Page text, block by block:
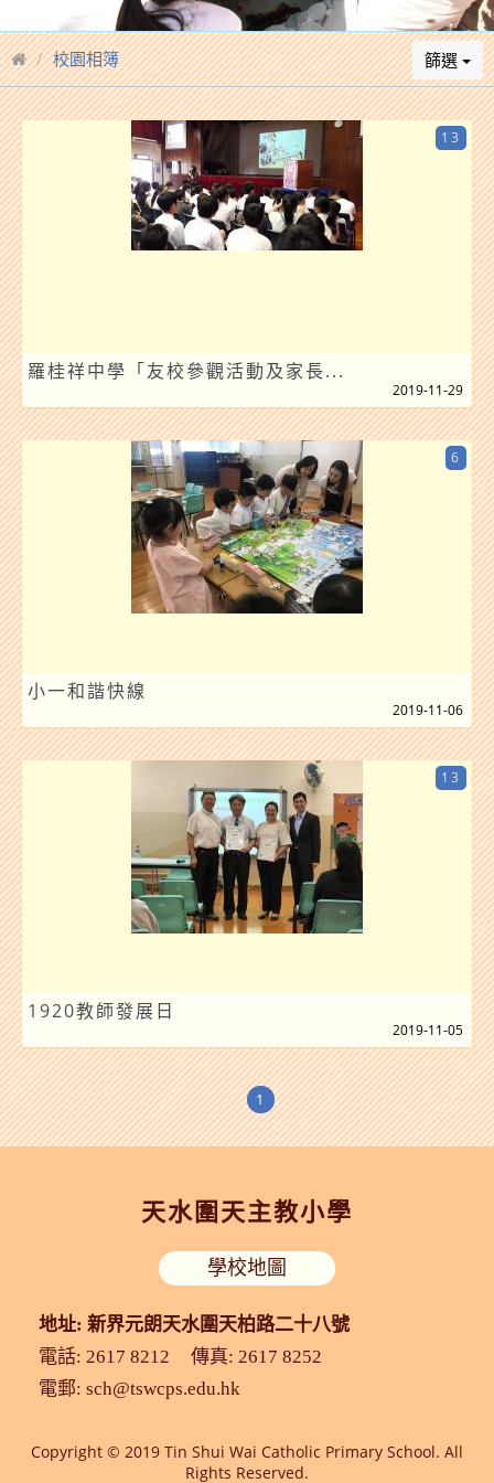
校園相簿 篩選
羅桂祥中學「友校參觀活動及家長...
13
2019-11-29
小一和諧快線
6
2019-11-06
1920教師發展日
13
2019-11-05
1
天水圍天主教小學
地址: 新界元朗天水圍天柏路二十八號
學校地圖
電話: 2617 8212
傳真: 2617 8252
電郵: sch@tswcps.edu.hk
Copyright © 2019 Tin Shui Wai Catholic Primary School. All
Rights Reserved.